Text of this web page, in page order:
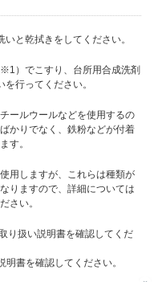
と乾拭きをしてください。
）でこすり、台所用合成洗剤
行ってください。
ールウールなどを使用するの
かりでなく、鉄粉などが付着
す。
用しますが、これらは種類が
りますので、詳細については
さい。
り扱い説明書を確認してくだ
書を確認してください。